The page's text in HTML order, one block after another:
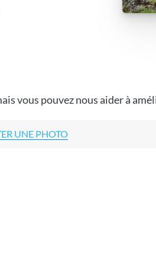
vous pouvez nous aider à
UNE PHOTO